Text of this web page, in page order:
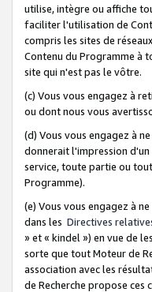
utilise, intègre ou affiche
faciliter l'utilisation de
compris les sites de
Contenu du Programme à
site qui n'est pas le vôtre.
(c) Vous vous engagez à
ou dont nous vous
(d) Vous vous engagez à
donnerait l'impression
service, toute partie ou
Programme).
(e) Vous vous engagez à
dans les Directives
» et « kindel ») en vue de
sorte que tout Moteur de
association avec les
de Recherche propose ces